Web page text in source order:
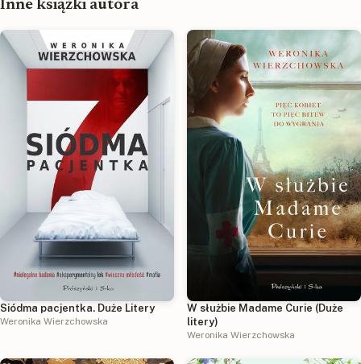
Inne książki autora
Siódma pacjentka. Duże Litery
Weronika Wierzchowska
W służbie Madame Curie (Duże
litery)
Weronika Wierzchowska